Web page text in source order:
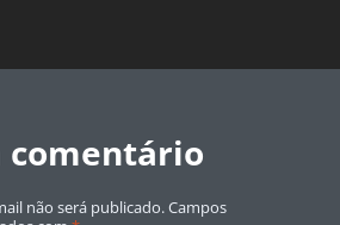
comentário
não será publicado.Campos